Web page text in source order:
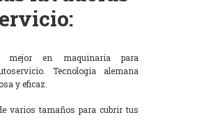
mejor en maquinaria para
Tecnología alemana
y eficaz.
varios tamaños para cubrir tus